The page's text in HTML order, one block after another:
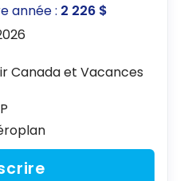
année : 2 226 $
Canada et Vacances